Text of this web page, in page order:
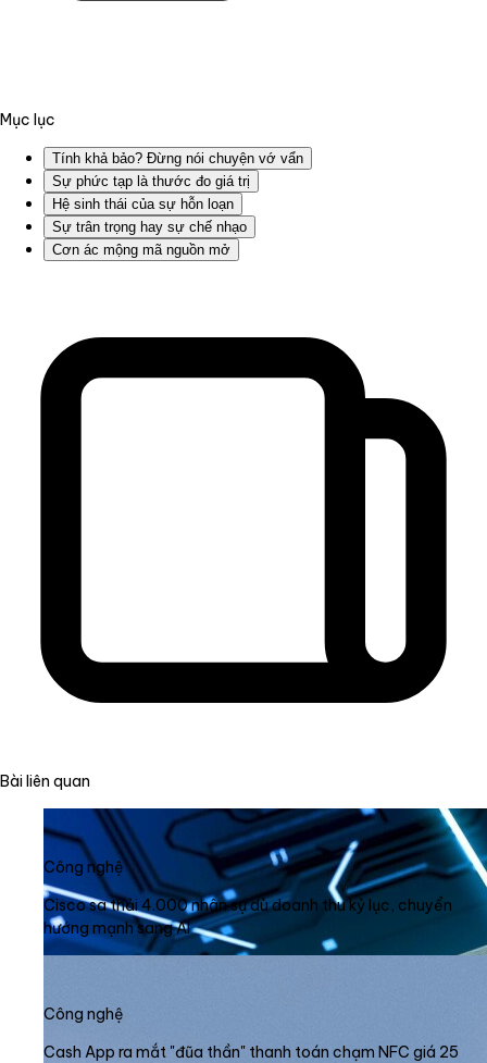
Mục lục
Tính khả bảo? Đừng nói chuyện vớ vẩn
Sự phức tạp là thước đo giá trị
Hệ sinh thái của sự hỗn loạn
Sự trân trọng hay sự chế nhạo
Cơn ác mộng mã nguồn mở
Bài liên quan
Công nghệ
Cisco sa thải 4.000 nhân sự dù doanh thu kỷ lục, chuyển
hướng mạnh sang AI
Công nghệ
Cash App ra mắt "đũa thần" thanh toán chạm NFC giá 25